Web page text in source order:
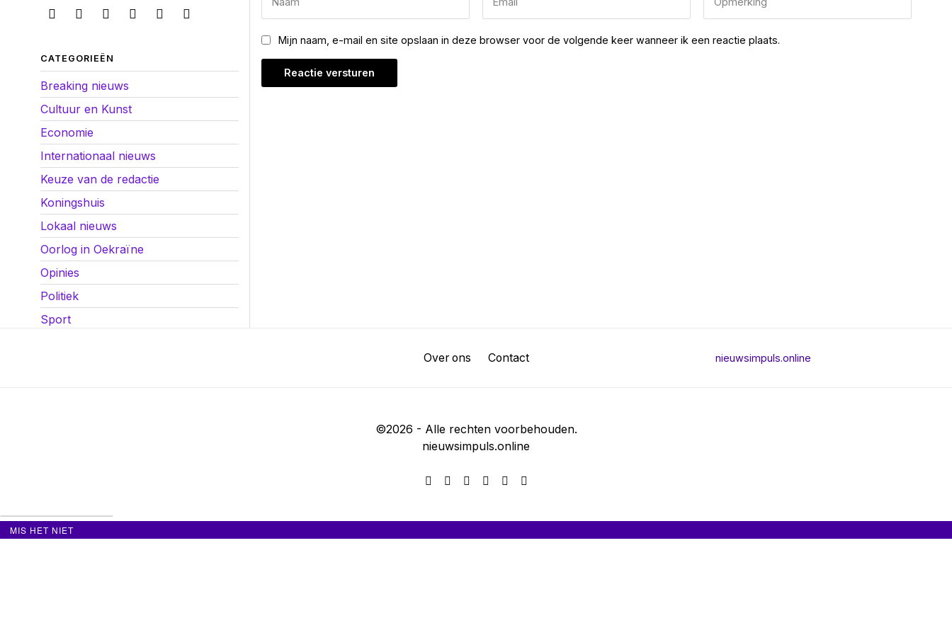
Mijn naam, e-mail en site opslaan in deze browser voor de volgende keer wanneer ik een reactie plaats.
CATEGORIEËN
Breaking nieuws
Cultuur en Kunst
Economie
Internationaal nieuws
Keuze van de redactie
Koningshuis
Lokaal nieuws
Oorlog in Oekraïne
Opinies
Politiek
Sport
Over ons Contact nieuwsimpuls.online
©2026 - Alle rechten voorbehouden.
nieuwsimpuls.online
MIS HET NIET